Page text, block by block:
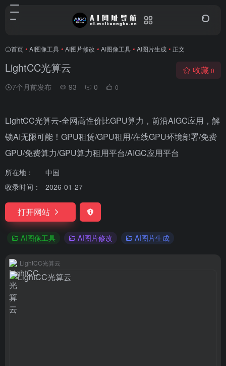
首页 • AI图像工具 • AI图片修改 • AI图像工具 • AI图片生成 • 正文
LightCC光算云
7个月前发布 93 0 0
收藏 0
LightCC光算云-全网高性价比GPU算力，前沿AIGC应用，解
锁AI无限可能！GPU租赁/GPU租用/在线GPU环境部署/免费
GPU/免费算力/GPU算力租用平台/AIGC应用平台
所在地：
中国
收录时间：
2026-01-27
打开网站
AI图像工具 AI图片修改 AI图片生成
LightCC光算云